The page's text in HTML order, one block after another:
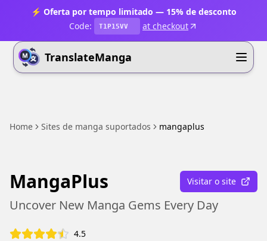
⚡ Oferta por tempo limitado — 15% de desconto
Code:
T1P15VV at checkout
TranslateManga
Home Sites de manga suportados mangaplus
MangaPlus Visitar o site
Uncover New Manga Gems Every Day
4.5